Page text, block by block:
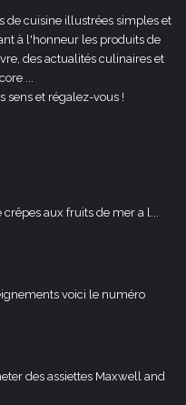
de cuisine illustrées simples et
à l'honneur les produits de
des actualités culinaires et
...
sens et régalez-vous !
aux fruits de mer a l...
voici le numéro
des assiettes Maxwell and